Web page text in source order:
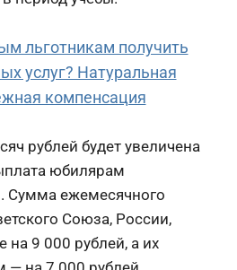
льготникам получить
услуг? Натуральная
компенсация
рублей будет увеличена
юбилярам
Сумма ежемесячного
Союза, России,
на 9 000 рублей, а их